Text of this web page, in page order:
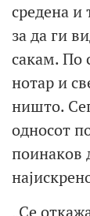
средена и
за да ги
сакам. По
нотар и
ништо.
односот
поинаков